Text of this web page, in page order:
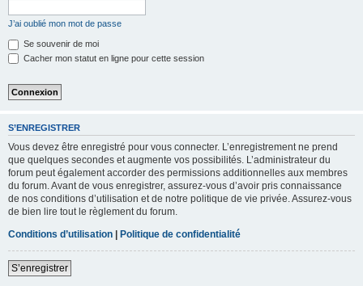
J’ai oublié mon mot de passe
Se souvenir de moi
Cacher mon statut en ligne pour cette session
S’ENREGISTRER
Vous devez être enregistré pour vous connecter. L’enregistrement ne prend
que quelques secondes et augmente vos possibilités. L’administrateur du
forum peut également accorder des permissions additionnelles aux membres
du forum. Avant de vous enregistrer, assurez-vous d’avoir pris connaissance
de nos conditions d’utilisation et de notre politique de vie privée. Assurez-vous
de bien lire tout le règlement du forum.
Conditions d’utilisation | Politique de confidentialité
S’enregistrer